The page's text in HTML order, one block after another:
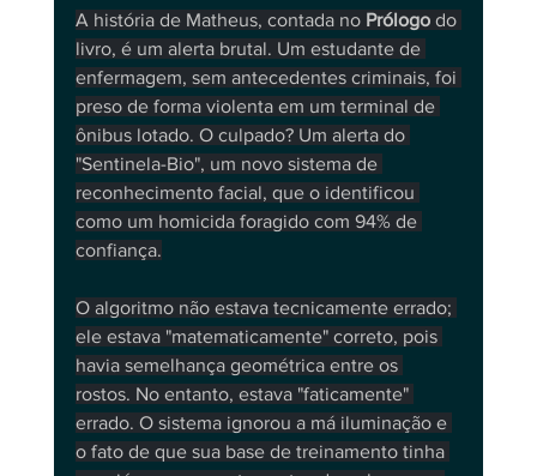
A história de Matheus, contada no Prólogo do
livro, é um alerta brutal. Um estudante de
enfermagem, sem antecedentes criminais, foi
preso de forma violenta em um terminal de
ônibus lotado. O culpado? Um alerta do
"Sentinela-Bio", um novo sistema de
reconhecimento facial, que o identificou
como um homicida foragido com 94% de
confiança.
O algoritmo não estava tecnicamente errado;
ele estava "matematicamente" correto, pois
havia semelhança geométrica entre os
rostos. No entanto, estava "faticamente"
errado. O sistema ignorou a má iluminação e
o fato de que sua base de treinamento tinha